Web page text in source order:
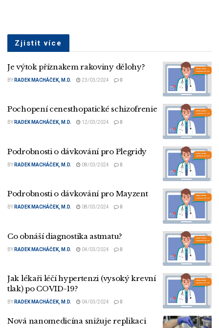
Zjistit více
Je výtok příznakem rakoviny dělohy?
BY RADEK MACHÁČEK, M.D. 23/03/2024 0
Pochopení cenesthopatické schizofrenie
BY RADEK MACHÁČEK, M.D. 12/03/2024 0
Podrobnosti o dávkování pro Plegridy
BY RADEK MACHÁČEK, M.D. 08/03/2024 0
Podrobnosti o dávkování pro Mayzent
BY RADEK MACHÁČEK, M.D. 08/03/2024 0
Co obnáší diagnostika astmatu?
BY RADEK MACHÁČEK, M.D. 04/03/2024 0
Jak lékaři léčí hypertenzi (vysoký krevní
tlak) po COVID-19?
BY RADEK MACHÁČEK, M.D. 04/03/2024 0
Nová nanomedicína snižuje replikaci